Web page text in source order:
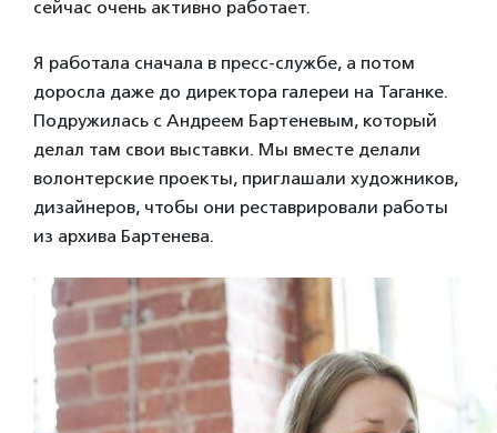
сейчас очень активно работает.
Я работала сначала в пресс-службе, а потом
доросла даже до директора галереи на Таганке.
Подружилась с Андреем Бартеневым, который
делал там свои выставки. Мы вместе делали
волонтерские проекты, приглашали художников,
дизайнеров, чтобы они реставрировали работы
из архива Бартенева.